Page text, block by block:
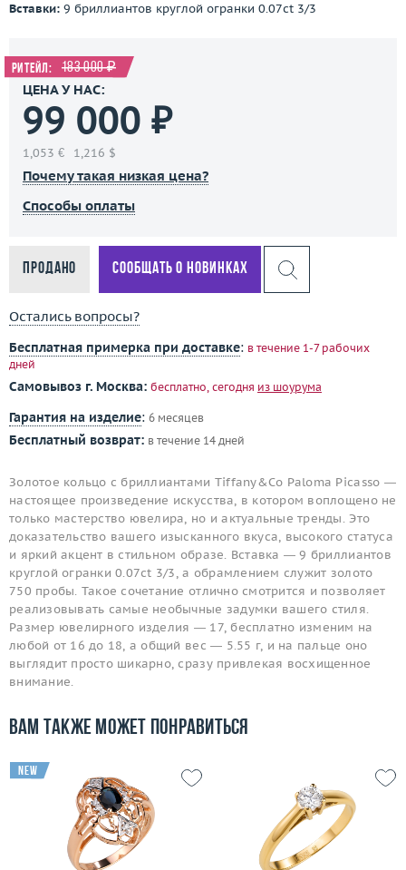
Вставки: 9 бриллиантов круглой огранки 0.07ct 3/3
Ритейл: 183 000 ₽
ЦЕНА У НАС:
99 000 ₽
1,053 € 1,216 $
Почему такая низкая цена?
Способы оплаты
Продано Сообщать о новинках
Остались вопросы?
Бесплатная примерка при доставке: в течение 1-7 рабочих
дней
Самовывоз г. Москва: бесплатно, сегодня из шоурума
Гарантия на изделие: 6 месяцев
Бесплатный возврат: в течение 14 дней
Золотое кольцо с бриллиантами Tiffany&Co Paloma Picasso —
настоящее произведение искусства, в котором воплощено не
только мастерство ювелира, но и актуальные тренды. Это
доказательство вашего изысканного вкуса, высокого статуса
и яркий акцент в стильном образе. Вставка — 9 бриллиантов
круглой огранки 0.07ct 3/3, а обрамлением служит золото
750 пробы. Такое сочетание отлично смотрится и позволяет
реализовывать самые необычные задумки вашего стиля.
Размер ювелирного изделия — 17, бесплатно изменим на
любой от 16 до 18, а общий вес — 5.55 г, и на пальце оно
выглядит просто шикарно, сразу привлекая восхищенное
внимание.
Вам также может понравиться
new